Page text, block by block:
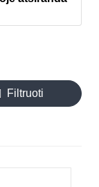
Filtruoti